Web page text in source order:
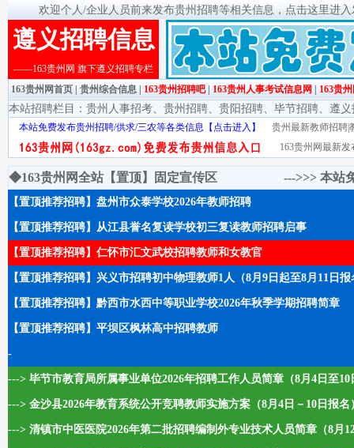
欢迎个人/企业人员前来发布贵州招聘等相关信息，点击这里进
遵义招聘信息
——163贵州网 旗下遵义招聘专栏
163贵州网首页
贵州综合信息 163贵州招聘吧| 163贵州人事考试信息网 163贵
本站招聘栏目： 贵州人事招考、 贵州招聘、 贵阳招聘、 毕节招聘、 遵义
本站免费发布贵州招聘/供求/三农等各类信息【点击进入】
贵州最新教师招聘|
163贵州网最新
◆163贵州网全站【置顶】固定宣传区 --->>> 本站
【置顶推荐招聘】盘州市众泰学校2026年教师招聘
【置顶推荐招聘】从江县誉名复读学校初三复读教师招聘启事
【置顶推荐招聘】仁怀市汇文武校招聘教师和女教官
【置顶推荐招聘】兴义市招聘初中物理教师1人（8月9日起至8月11日报
【置顶推荐招聘】黔西市水西中等职业学校2026年秋季学期招聘简章
【置顶推荐招聘】平坝区枫林高中招聘教师
-
---> 毕节市教育局所属事业单位2026年招聘工作人员简章（8月4日至10
---> 金沙县2026年教育系统公开竞聘教师实施方案（8月4日－10日报名
---> 清镇市中医医院2026年第二批招聘编制外专业技术人员简章（8月